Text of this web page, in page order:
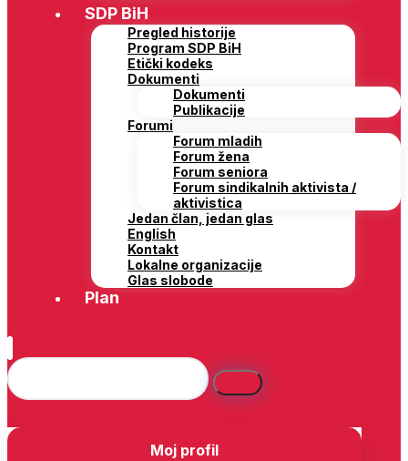
SDP BiH
Pregled historije
Program SDP BiH
Etički kodeks
Dokumenti
Dokumenti
Publikacije
Forumi
Forum mladih
Forum žena
Forum seniora
Forum sindikalnih aktivista /
aktivistica
Jedan član, jedan glas
English
Kontakt
Lokalne organizacije
Glas slobode
Plan
Moj profil